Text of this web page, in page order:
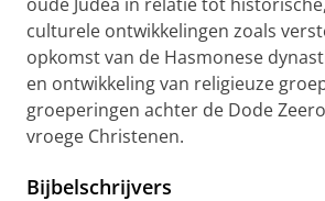
culturele ontwikkelingen zoals
opkomst van de Hasmonese
en ontwikkeling van religieuze
groeperingen achter de Dode
vroege Christenen.
Bijbelschrijvers